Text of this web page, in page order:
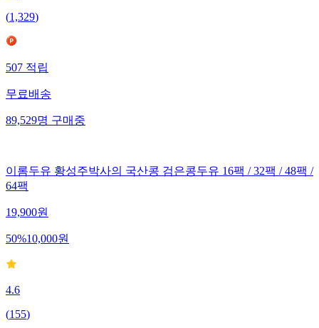
(1,329)
507 적립
무료배송
89,529명 구매중
이롬두유 황성주박사의 국산콩 검은콩두유 16팩 / 32팩 / 48팩 /
64팩
19,900원
50%10,000원
4.6
(155)